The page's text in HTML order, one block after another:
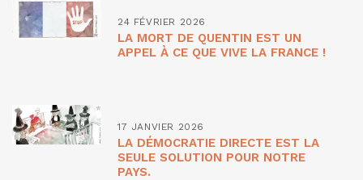
24 FÉVRIER 2026
LA MORT DE QUENTIN EST UN
APPEL À CE QUE VIVE LA FRANCE !
17 JANVIER 2026
LA DÉMOCRATIE DIRECTE EST LA
SEULE SOLUTION POUR NOTRE
PAYS.